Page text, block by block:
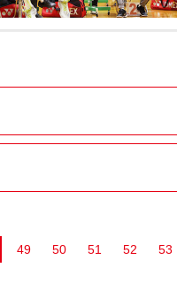
49 50 51 52 53